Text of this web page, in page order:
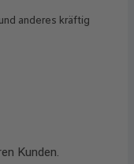
Kunden.
anderes kräftig